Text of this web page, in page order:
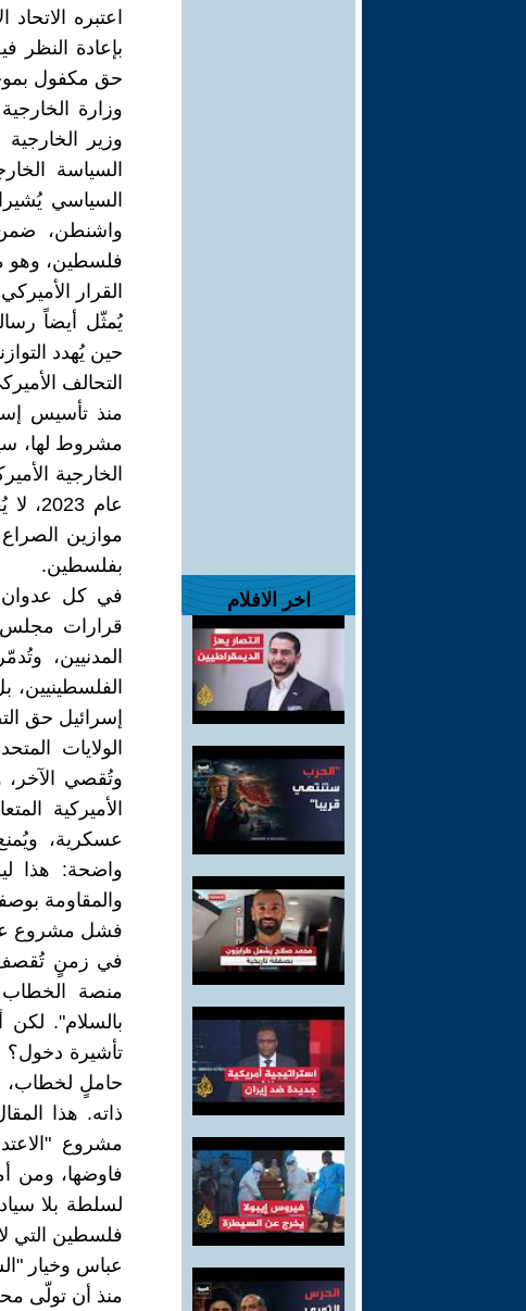
اخر الافلام
اعتبره
بإعادة النظر
حق مكفول بموجب
وزارة
وزير
السياسة
السياسي
واشنطن، ضمن
فلسطين، وهو
القرار
يُمثّل أيضاً
حين يُهدد
التحالف
مشروط لها،
عام
موازين
بفلسطين.
في كل عدوان
قرارات مجلس
المدنيين،
إسرائيل حق
الولايات
وتُقصي الآخر،
عسكرية،
واضحة: هذا
والمقاومة
فشل مشروع
في زمنٍ تُقصف
منصة الخطاب
بالسلام".
تأشيرة دخول؟
حاملٍ لخطاب،
ذاته. هذا
مشروع
فاوضها، ومن
لسلطة بلا
فلسطين التي
عباس وخيار